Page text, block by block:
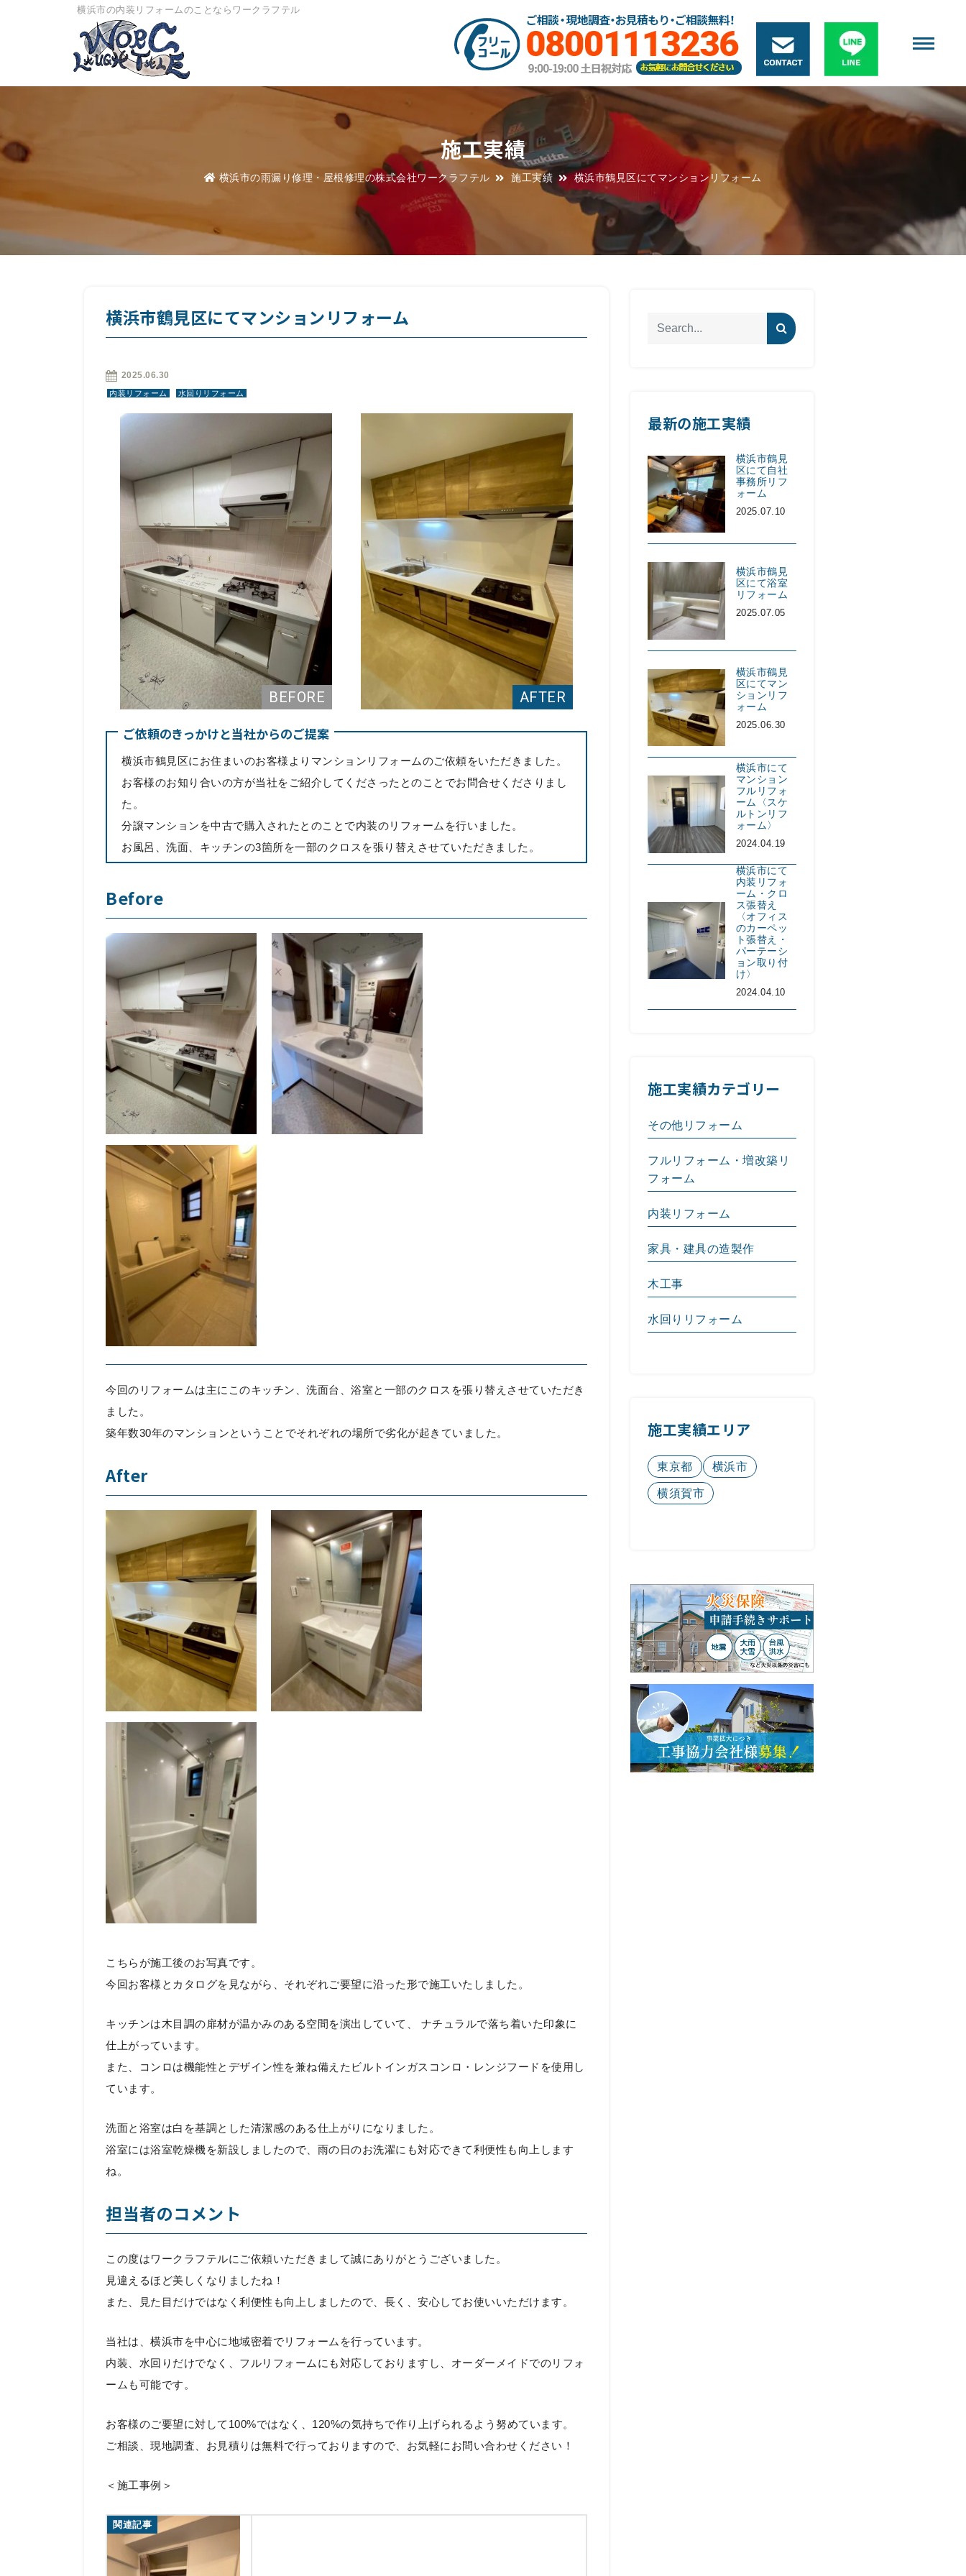
横浜市の内装リフォームのことならワークラフテル
施工実績
横浜市の雨漏り修理・屋根修理の株式会社ワークラフテル 施工実績 横浜市鶴見区にてマンションリフォーム
横浜市鶴見区にてマンションリフォーム
2025.06.30
内装リフォーム 水回りリフォーム
ご依頼のきっかけと当社からのご提案
横浜市鶴見区にお住まいのお客様よりマンションリフォームのご依頼をいただきました。
お客様のお知り合いの方が当社をご紹介してくださったとのことでお問合せくださりまし
た。
分譲マンションを中古で購入されたとのことで内装のリフォームを行いました。
お風呂、洗面、キッチンの3箇所を一部のクロスを張り替えさせていただきました。
Before
今回のリフォームは主にこのキッチン、洗面台、浴室と一部のクロスを張り替えさせていただき
ました。
築年数30年のマンションということでそれぞれの場所で劣化が起きていました。
After
こちらが施工後のお写真です。
今回お客様とカタログを見ながら、それぞれご要望に沿った形で施工いたしました。
キッチンは木目調の扉材が温かみのある空間を演出していて、 ナチュラルで落ち着いた印象に
仕上がっています。
また、コンロは機能性とデザイン性を兼ね備えたビルトインガスコンロ・レンジフードを使用し
ています。
洗面と浴室は白を基調とした清潔感のある仕上がりになりました。
浴室には浴室乾燥機を新設しましたので、雨の日のお洗濯にも対応できて利便性も向上します
ね。
担当者のコメント
この度はワークラフテルにご依頼いただきまして誠にありがとうございました。
見違えるほど美しくなりましたね！
また、見た目だけではなく利便性も向上しましたので、長く、安心してお使いいただけます。
当社は、横浜市を中心に地域密着でリフォームを行っています。
内装、水回りだけでなく、フルリフォームにも対応しておりますし、オーダーメイドでのリフォ
ームも可能です。
お客様のご要望に対して100%ではなく、120%の気持ちで作り上げられるよう努めています。
ご相談、現地調査、お見積りは無料で行っておりますので、お気軽にお問い合わせください！
＜施工事例＞
関連記事
最新の施工実績
横浜市鶴見
区にて自社
事務所リフ
ォーム
2025.07.10
横浜市鶴見
区にて浴室
リフォーム
2025.07.05
横浜市鶴見
区にてマン
ションリフ
ォーム
2025.06.30
横浜市にて
マンション
フルリフォ
ーム〈スケ
ルトンリフ
ォーム〉
2024.04.19
横浜市にて
内装リフォ
ーム・クロ
ス張替え
〈オフィス
のカーペッ
ト張替え・
パーテーシ
ョン取り付
け〉
2024.04.10
施工実績カテゴリー
その他リフォーム
フルリフォーム・増改築リ
フォーム
内装リフォーム
家具・建具の造製作
木工事
水回りリフォーム
施工実績エリア
東京都 横浜市
横須賀市